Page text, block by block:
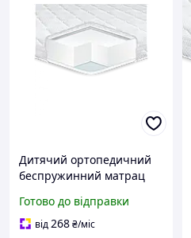
Дитячий ортопедичний
беспружинний матрац
Комфорт) ТМ Еurosleep
Готово до відправки
від268₴/міс